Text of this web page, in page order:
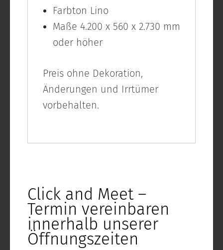
Farbton Lino
Maße 4.200 x 560 x 2.730 mm
oder höher
Preis ohne Dekoration,
Änderungen und Irrtümer
vorbehalten.
Click and Meet –
Termin vereinbaren
innerhalb unserer
Öffnungszeiten